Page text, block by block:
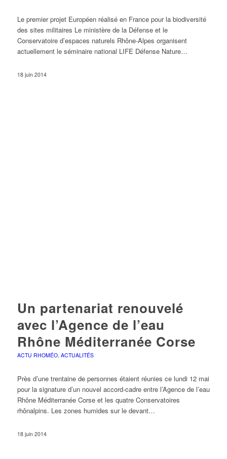
Le premier projet Européen réalisé en France pour la biodiversité
des sites militaires Le ministère de la Défense et le
Conservatoire d’espaces naturels Rhône-Alpes organisent
actuellement le séminaire national LIFE Défense Nature…
18 juin 2014
Un partenariat renouvelé
avec l’Agence de l’eau
Rhône Méditerranée Corse
ACTU RHOMÉO, ACTUALITÉS
Près d’une trentaine de personnes étaient réunies ce lundi 12 mai
pour la signature d’un nouvel accord-cadre entre l’Agence de l’eau
Rhône Méditerranée Corse et les quatre Conservatoires
rhônalpins. Les zones humides sur le devant…
18 juin 2014